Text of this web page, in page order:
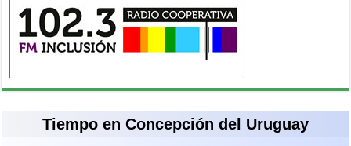
Tiempo en Concepción del Uruguay